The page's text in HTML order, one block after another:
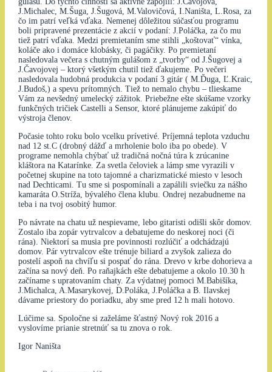
J.Michalec, M.Šuga, J.Šugová, M.Valovičová, I.Naništa, L.Rosa, za
čo im patrí veľká vďaka. Nemenej dôležitou súčasťou programu
boli pripravené prezentácie z akcií v podaní: J.Poláčka, za čo mu
tiež patrí vďaka. Medzi premietaním sme stihli „koštovať“ vínka,
koláče ako i domáce klobásky, či pagáčiky. Po premietaní
nasledovala večera s chutným gulášom z „tvorby“ od J.Šugovej a
J.Čavojovej – ktorý všetkým chutil tiež ďakujeme. Po večeri
nasledovala hudobná produkcia v podaní 3 gitár ( M.Ďuga, Ľ.Kraic,
J.Budoš,) a spevu prítomných. Tiež to nemalo chybu – tlieskame
Vám za nevšedný umelecký zážitok. Priebežne ešte skúšame vzorky
funkčných tričiek Castelli a Sensor, ktoré plánujeme zakúpiť do
výstroja členov.
Počasie tohto roku bolo vcelku prívetivé. Príjemná teplota vzduchu
nad 12 st.C (drobný dážď a mrholenie bolo iba po obede). V
programe nemohla chýbať už tradičná nočná túra k zrúcanine
kláštora na Katarínke. Za svetla čeloviek a lámp sme vyrazili v
početnej skupine na toto tajomné a charizmatické miesto v lesoch
nad Dechticami. Tu sme si pospomínali a zapálili sviečku za nášho
kamaráta O.Stríža, bývalého člena klubu. Ondrej nezabudneme na
teba i na tvoj osobitý humor.
Po návrate na chatu už nespievame, lebo gitaristi odišli skôr domov.
Zostalo iba zopár vytrvalcov a debatujeme do neskorej noci (či
rána). Niektorí sa musia pre povinnosti rozlúčiť a odchádzajú
domov. Pár vytrvalcov ešte trénuje biliard a zvyšok zalieza do
postelí aspoň na chvíľu si pospať do rána. Drevo v krbe dohorieva a
začína sa nový deň. Po raňajkách ešte debatujeme a okolo 10.30 h
začíname s upratovaním chaty. Za výdatnej pomoci M.Babišíka,
J.Michalca, A.Masarykovej, D.Poláka, J.Poláčka a B. Ilavskej
dávame priestory do poriadku, aby sme pred 12 h mali hotovo.
Lúčime sa. Spoločne si zaželáme šťastný Nový rok 2016 a
vyslovíme prianie stretnúť sa tu znova o rok.
Igor Naništa